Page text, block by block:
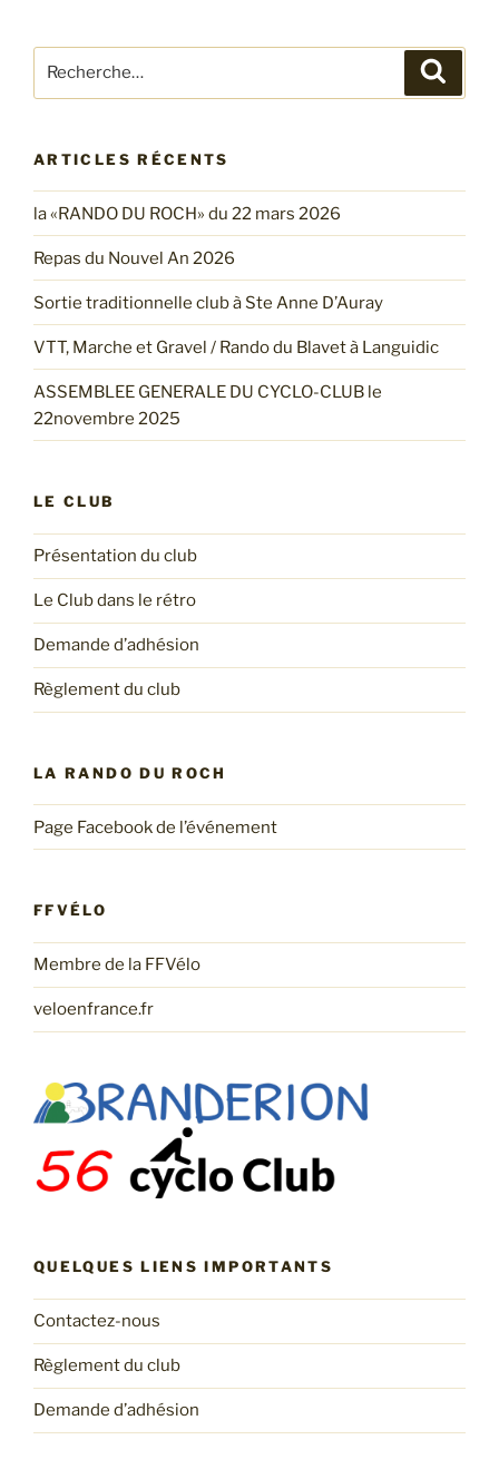
Recherche
ARTICLES RÉCENTS
la «RANDO DU ROCH» du 22 mars 2026
Repas du Nouvel An 2026
Sortie traditionnelle club à Ste Anne D’Auray
VTT, Marche et Gravel / Rando du Blavet à Languidic
ASSEMBLEE GENERALE DU CYCLO-CLUB le
22novembre 2025
LE CLUB
Présentation du club
Le Club dans le rétro
Demande d’adhésion
Règlement du club
LA RANDO DU ROCH
Page Facebook de l’événement
FFVÉLO
Membre de la FFVélo
veloenfrance.fr
QUELQUES LIENS IMPORTANTS
Contactez-nous
Règlement du club
Demande d’adhésion